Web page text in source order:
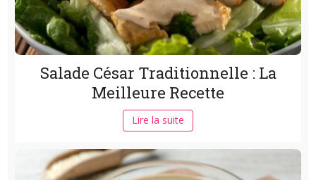
Salade César Traditionnelle : La
Meilleure Recette
Lire la suite